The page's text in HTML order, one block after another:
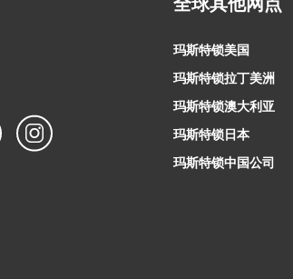
玛斯特锁美国
玛斯特锁拉丁美洲
玛斯特锁澳大利亚
玛斯特锁日本
玛斯特锁中国公司